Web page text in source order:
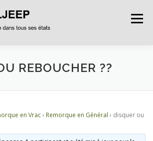
Menu
PETITES ANNONCES
FORUMS S’INSCRIRE
REBOUCHER ??
en Vrac› Remorque en Général › disquer ou